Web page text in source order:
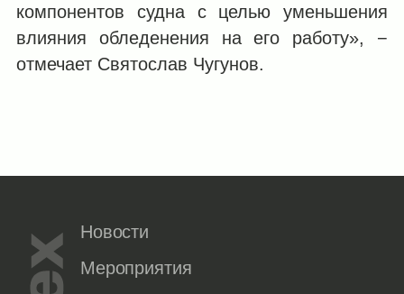
компонентов судна с целью уменьшения
влияния обледенения на его работу», −
отмечает Святослав Чугунов.
Новости
Мероприятия